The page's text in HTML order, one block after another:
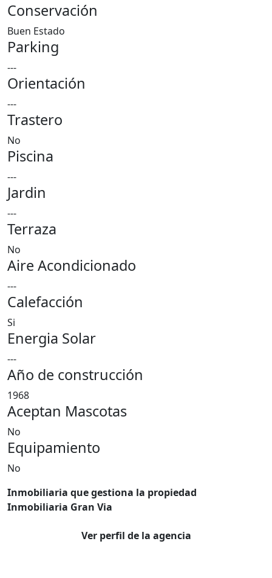
Conservación
Buen Estado
Parking
---
Orientación
---
Trastero
No
Piscina
---
Jardin
---
Terraza
No
Aire Acondicionado
---
Calefacción
Si
Energia Solar
---
Año de construcción
1968
Aceptan Mascotas
No
Equipamiento
No
Inmobiliaria que gestiona la propiedad
Inmobiliaria Gran Via
Ver perfil de la agencia